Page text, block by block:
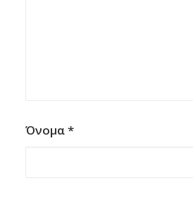
Όνομα*